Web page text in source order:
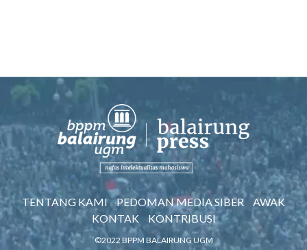
TENTANG KAMI PEDOMAN MEDIA SIBER
AWAK
KONTAK
KONTRIBUSI
©2022 BPPM BALAIRUNG UGM